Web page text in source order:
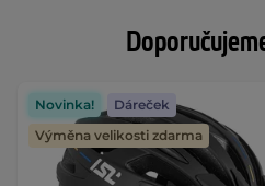
Novinka!
Dáreček
Výměna velikosti zdarma